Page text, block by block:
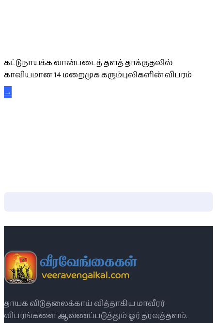
கட்டுநாயக்க வான்படைத் தளத் தாக்குதலில்
காவியமான 14 மறைமுக கரும்புலிகளின் விபரம்
→
தாயக விடுதலைக்காய் வித்தாகிய மாவீரர்
விபரங்களை ஆவணப்படுத்தும் ஓர் தரவுத்தளம்.